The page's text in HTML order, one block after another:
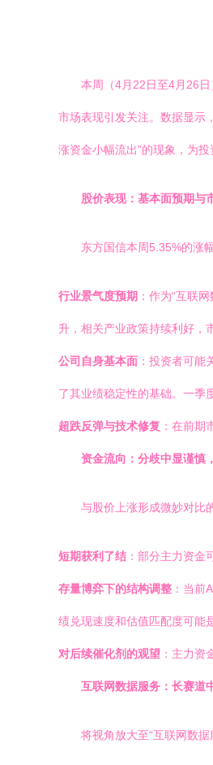
本周（4月22日至4月26
市场表现引发关注。数据显示
涨资金小幅流出”的现象，为
股价表现：基本面预期与
东方国信本周5.35%的涨
行业景气度预期 ：作为“互联
升，相关产业政策持续利好，
公司自身基本面 ：投资者可
了其业绩稳定性的基础。一季
超跌反弹与技术修复 ：在前期
资金流向：分歧中显谨慎
与股价上涨形成微妙对比
短期获利了结 ：部分主力资
存量博弈下的结构调整 ：当前
绩兑现速度和估值匹配度可能
对后续催化剂的观望 ：主力资
互联网数据服务：长赛道
将视角放大至“互联网数